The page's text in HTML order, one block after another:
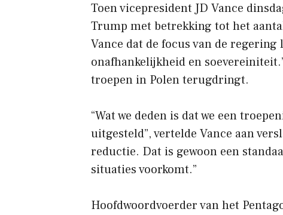
Toen vicepresident JD Vance
Trump met betrekking tot het
Vance dat de focus van de
onafhankelijkheid en
troepen in Polen terugdringt.
“Wat we deden is dat we een
uitgesteld”, vertelde Vance aan
reductie. Dat is gewoon een
situaties voorkomt.”
Hoofdwoordvoerder van het